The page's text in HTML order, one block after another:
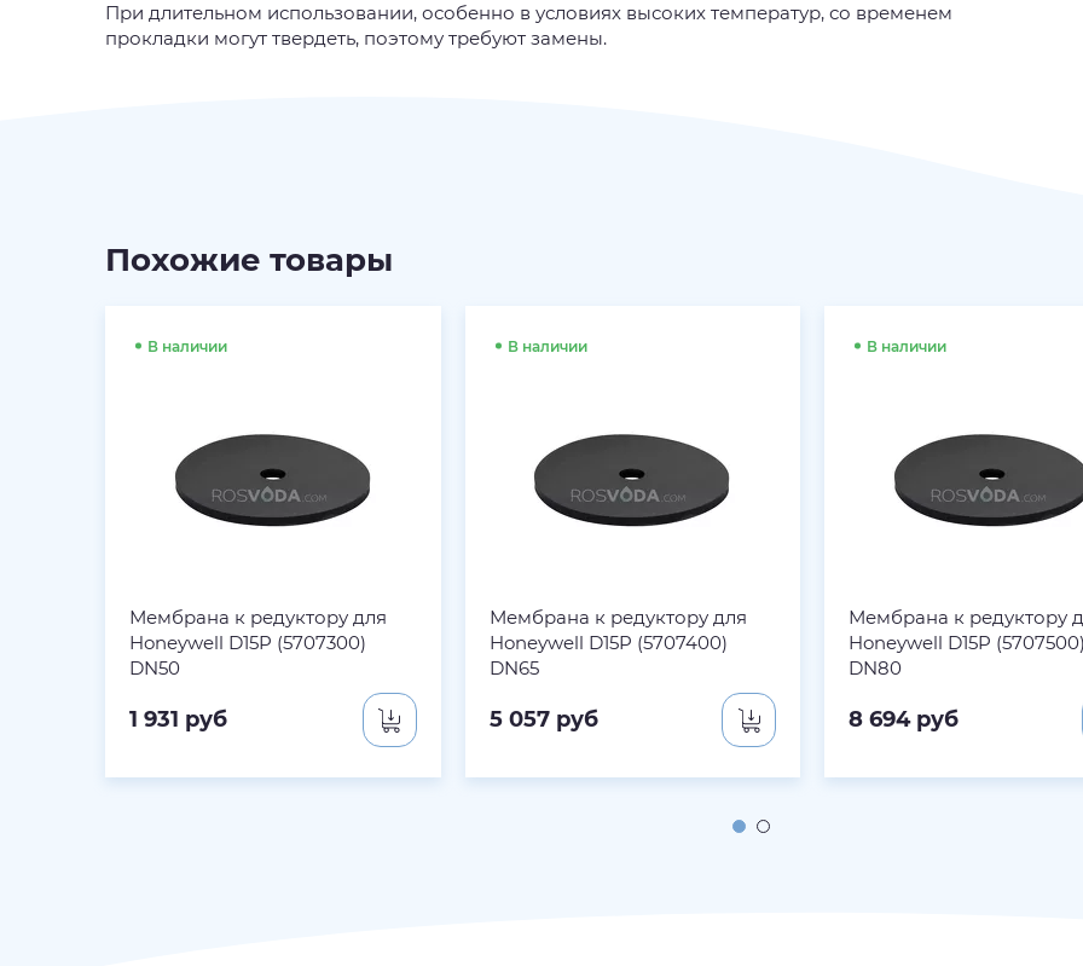
При длительном использовании, особенно в условиях высоких температур, со временем
прокладки могут твердеть, поэтому требуют замены.
Похожие товары
В наличии
Мембрана к редуктору для
Honeywell D15P (5707300)
DN50
1 931 руб
В наличии
Мембрана к редуктору для
Honeywell D15P (5707400)
DN65
5 057руб
В наличии
Мембрана к редуктору
Honeywell D15P (5707500)
DN80
8 694руб